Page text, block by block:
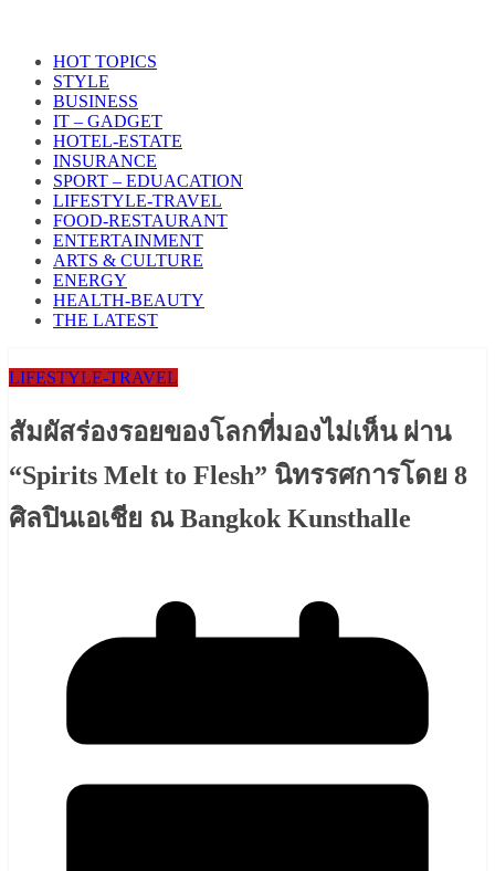
HOT TOPICS
STYLE
BUSINESS
IT – GADGET
HOTEL-ESTATE
INSURANCE
SPORT – EDUACATION
LIFESTYLE​-TRAVEL​
FOOD-RESTAURANT
ENTERTAINMENT
ARTS & CULTURE
ENERGY
HEALTH​-BEAUTY
THE LATEST
LIFESTYLE​-TRAVEL​
สัมผัสร่องรอยของโลกที่มองไม่เห็น ผ่าน
“Spirits Melt to Flesh” นิทรรศการโดย 8
ศิลปินเอเชีย ณ Bangkok Kunsthalle